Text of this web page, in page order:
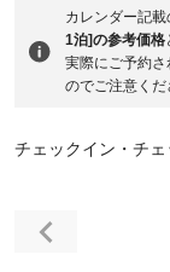
カレンダー記
1泊]の参考価格
実際にご予約
のでご注意くだ
チェックイン・チ